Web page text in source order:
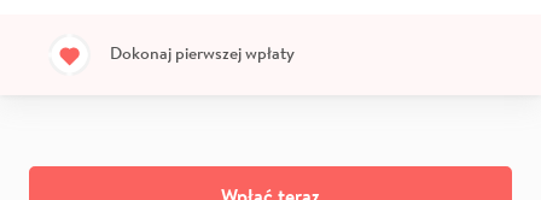
Dokonaj pierwszej wpłaty